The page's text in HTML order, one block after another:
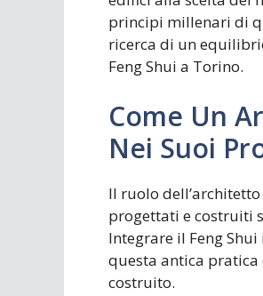
principi millenari di
ricerca di un
Feng Shui a Torino.
Come Un
Nei Suoi
Il ruolo
progettati e costruiti
Integrare il Feng
questa antica pratica
costruito.